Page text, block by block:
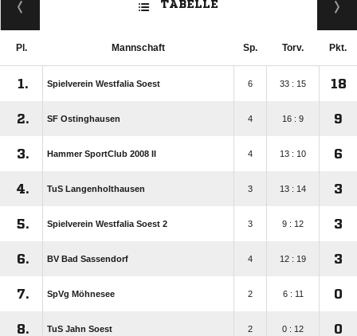
TABELLE
Pl. Mannschaft Sp. Torv. Pkt.
1. Spielverein Westfalia Soest 6 33 : 15 18
2. SF Ostinghausen 4 16 : 9 9
3. Hammer SportClub 2008 II 4 13 : 10 6
4. TuS Langenholthausen 3 13 : 14 3
5. Spielverein Westfalia Soest 2 3 9 : 12 3
6. BV Bad Sassendorf 4 12 : 19 3
7. SpVg Möhnesee 2 6 : 11 0
8. TuS Jahn Soest 2 0 : 12 0